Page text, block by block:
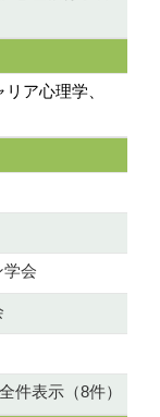
ア心理学、
学会
全件表示（8件）